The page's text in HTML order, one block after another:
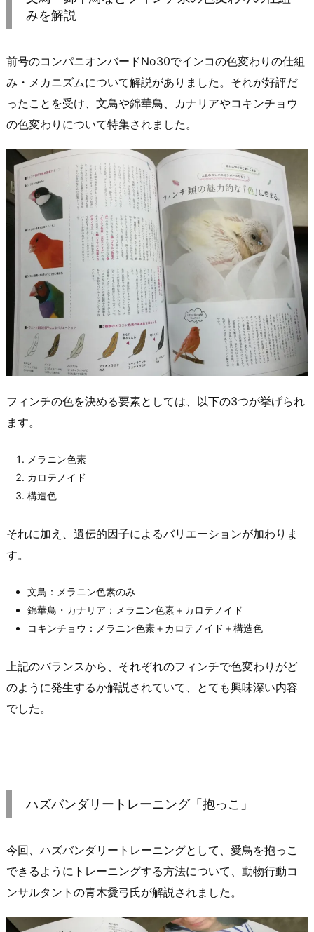
みを解説
前号のコンパニオンバードNo30でインコの色変わりの仕組
み・メカニズムについて解説がありました。それが好評だ
ったことを受け、文鳥や錦華鳥、カナリアやコキンチョウ
の色変わりについて特集されました。
フィンチの色を決める要素としては、以下の3つが挙げられ
ます。
メラニン色素
カロテノイド
構造色
それに加え、遺伝的因子によるバリエーションが加わりま
す。
文鳥：メラニン色素のみ
錦華鳥・カナリア：メラニン色素＋カロテノイド
コキンチョウ：メラニン色素＋カロテノイド＋構造色
上記のバランスから、それぞれのフィンチで色変わりがど
のように発生するか解説されていて、とても興味深い内容
でした。
ハズバンダリートレーニング「抱っこ」
今回、ハズバンダリートレーニングとして、愛鳥を抱っこ
できるようにトレーニングする方法について、動物行動コ
ンサルタントの青木愛弓氏が解説されました。